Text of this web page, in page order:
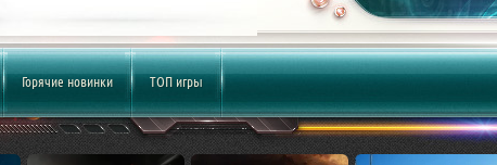
Горячие новинки ТОП игры